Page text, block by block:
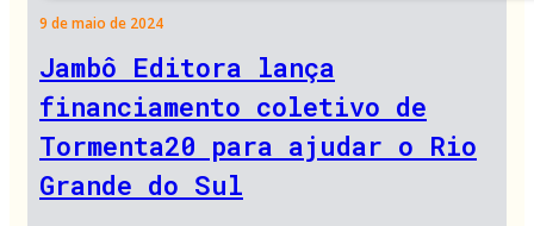
9 de maio de 2024
Jambô Editora lança
financiamento coletivo de
Tormenta20 para ajudar o Rio
Grande do Sul